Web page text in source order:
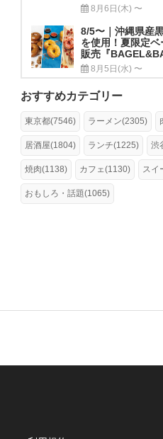
8月6日(木) 〜
8/5〜｜沖縄県産
を使用！夏限定
販売『
8月5日(水) 〜
おすすめカテゴリー
東京都(7546) ラーメン(2305)
居酒屋(1804) ランチ(1225) 渋
焼肉(1138) カフェ(1130) スイ
おもしろ・話題(1065)